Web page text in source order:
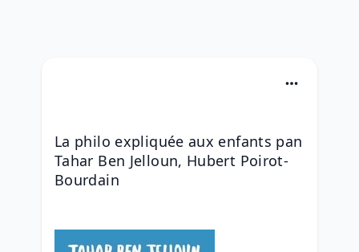
La philo expliquée aux enfants pan
Tahar Ben Jelloun, Hubert Poirot-
Bourdain